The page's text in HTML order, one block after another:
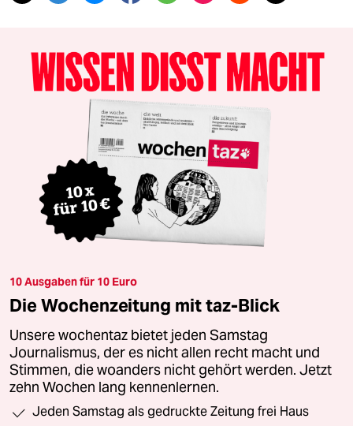
10 Ausgaben für 10 Euro
Die Wochenzeitung mit taz-Blick
Unsere wochentaz bietet jeden Samstag
Journalismus, der es nicht allen recht macht und
Stimmen, die woanders nicht gehört werden. Jetzt
zehn Wochen lang kennenlernen.
Jeden Samstag als gedruckte Zeitung frei Haus